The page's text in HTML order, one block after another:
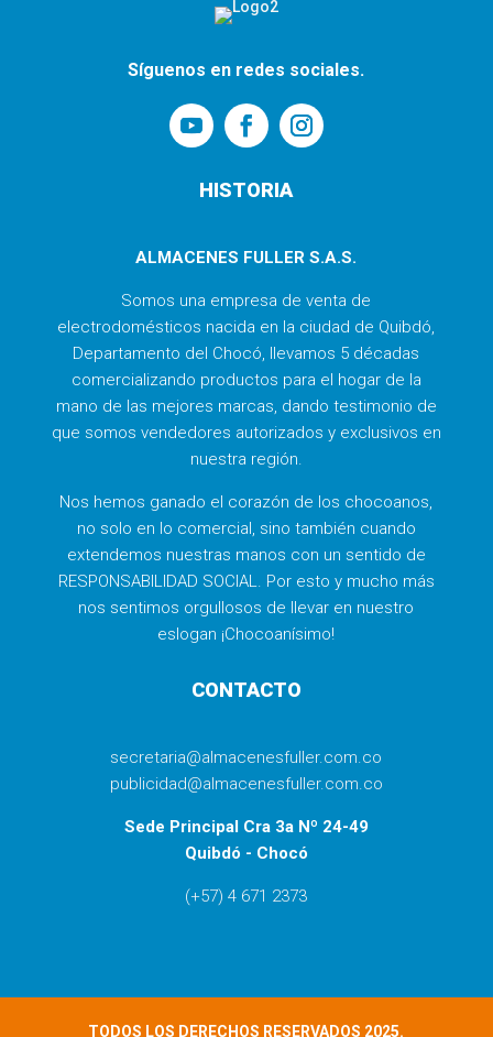
Síguenos en redes sociales.
HISTORIA
ALMACENES FULLER S.A.S.
Somos una empresa de venta de
electrodomésticos nacida en la ciudad de Quibdó,
Departamento del Chocó, llevamos 5 décadas
comercializando productos para el hogar de la
mano de las mejores marcas, dando testimonio de
que somos vendedores autorizados y exclusivos en
nuestra región.
Nos hemos ganado el corazón de los chocoanos,
no solo en lo comercial, sino también cuando
extendemos nuestras manos con un sentido de
RESPONSABILIDAD SOCIAL. Por esto y mucho más
nos sentimos orgullosos de llevar en nuestro
eslogan ¡Chocoanísimo!
CONTACTO
secretaria@almacenesfuller.com.co
publicidad@almacenesfuller.com.co
Sede Principal Cra 3a Nº 24-49
Quibdó - Chocó
(+57) 4 671 2373
TODOS LOS DERECHOS RESERVADOS 2025.